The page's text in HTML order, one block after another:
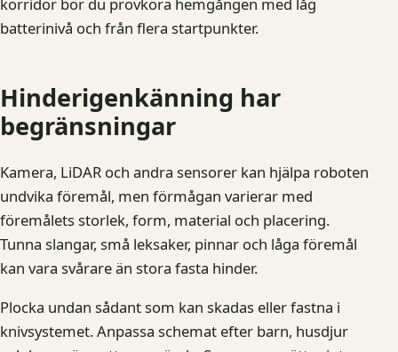
batterinivå och från flera startpunkter.
Hinderigenkänning har
begränsningar
Kamera, LiDAR och andra sensorer kan hjälpa roboten
undvika föremål, men förmågan varierar med
föremålets storlek, form, material och placering.
Tunna slangar, små leksaker, pinnar och låga föremål
kan vara svårare än stora fasta hinder.
Plocka undan sådant som kan skadas eller fastna i
knivsystemet. Anpassa schemat efter barn, husdjur